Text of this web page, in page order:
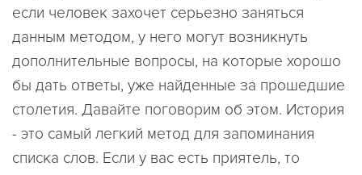
если человек захочет серьезно заняться
данным методом, у него могут возникнуть
дополнительные вопросы, на которые хорошо
бы дать ответы, уже найденные за прошедшие
столетия. Давайте поговорим об этом. История
- это самый легкий метод для запоминания
списка слов. Если у вас есть приятель, то